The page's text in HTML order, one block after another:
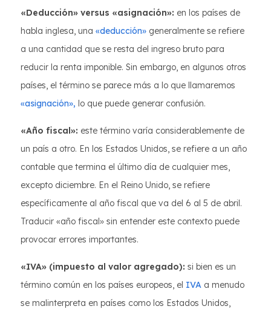
«Deducción» versus «asignación»: en los países de
habla inglesa, una «deducción» generalmente se refiere
a una cantidad que se resta del ingreso bruto para
reducir la renta imponible. Sin embargo, en algunos otros
países, el término se parece más a lo que llamaremos
«asignación», lo que puede generar confusión.
«Año fiscal»: este término varía considerablemente de
un país a otro. En los Estados Unidos, se refiere a un año
contable que termina el último día de cualquier mes,
excepto diciembre. En el Reino Unido, se refiere
específicamente al año fiscal que va del 6 al 5 de abril.
Traducir «año fiscal» sin entender este contexto puede
provocar errores importantes.
«IVA» (impuesto al valor agregado): si bien es un
término común en los países europeos, el IVA a menudo
se malinterpreta en países como los Estados Unidos,